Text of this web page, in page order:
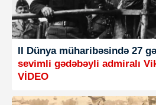
II Dünya müharibəsində 27
sevimli gədəbəyli admiralı
VİDEO